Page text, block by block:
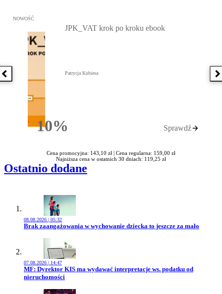
Poprzednia książka
Przejdź do: JPK_VAT krok po kroku ebook, Patrycja Kubiesa -
NOWOŚĆ
10%Rabatu
JPK_VAT krok po kroku ebook
Patrycja Kubiesa
Sprawdź
Cena promocyjna: 143,10 zł | Cena regularna: 159,00 zł
Najniższa cena w ostatnich 30 dniach: 119,25 zł
Ostatnio dodane
08.08.2026 | 05:32
Przejdź do artykułu:
Brak zaangażowania w wychowanie dziecka to jeszcze za mało
07.08.2026 | 14:47
Przejdź do artykułu:
MF: Dyrektor KIS ma wydawać interpretacje ws. podatku od
nieruchomości